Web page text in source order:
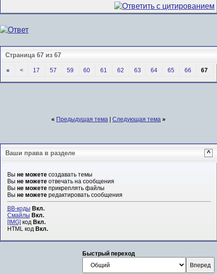
Страница 67 из 67
« < 17 57 59 60 61 62 63 64 65 66 67
« Предыдущая тема Следующая тема »
Ваши права в разделе ^
Вы не можетесоздавать темы
Вы не можетеотвечать на сообщения
Вы не можетеприкреплять файлы
Вы не можетередактировать сообщения
BB-коды Вкл.
Смайлы Вкл.
[IMG]код Вкл.
HTML код Вкл.
Быстрый переход